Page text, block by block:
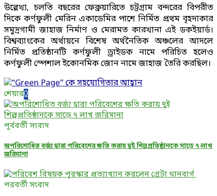
উল্লেখ্য, চলতি বছরের ফেব্রুয়ারিতে চট্টগ্রাম বন্দরের বিপরীত
দিকে কর্ণফুলী মেরিন একাডেমির পাশে নির্মিত প্রথম বৃহদাকার
সমুদ্রগামী জাহাজ নির্মাণ ও মেরামত কারখানা এই ডকইয়ার্ড।
বিশ্বব্যাংকের অর্থায়নে বিশেষ অর্থনৈতিক অঞ্চলের আদলে
নির্মিত প্রতিষ্ঠানটি কর্ণফুলী ড্রাইডক নামে পরিচিত হলেও
কর্ণফুলী স্পেশাল ইকোনমিক জোন নামে জাহাজ তৈরি করছিল।
শেয়ার0
পূর্ববর্তী সংবাদ
অপরিশোধিত বর্জ্য দ্বারা পরিবেশের ক্ষতি করায় দুই শিল্পপ্রতিষ্ঠানকে সাড়ে ৭ লাখ
জরিমানা
পরবর্তী সংবাদ